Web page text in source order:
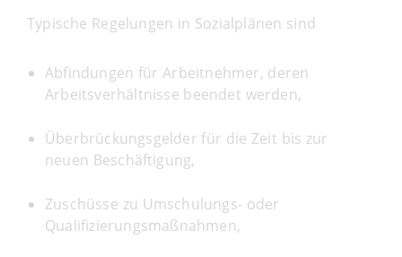
Typische Regelungen in Sozialplänen sind
Abfindungen für Arbeitnehmer, deren
Arbeitsverhältnisse beendet werden,
Überbrückungsgelder für die Zeit bis zur
neuen Beschäftigung,
Zuschüsse zu Umschulungs- oder
Qualifizierungsmaßnahmen,